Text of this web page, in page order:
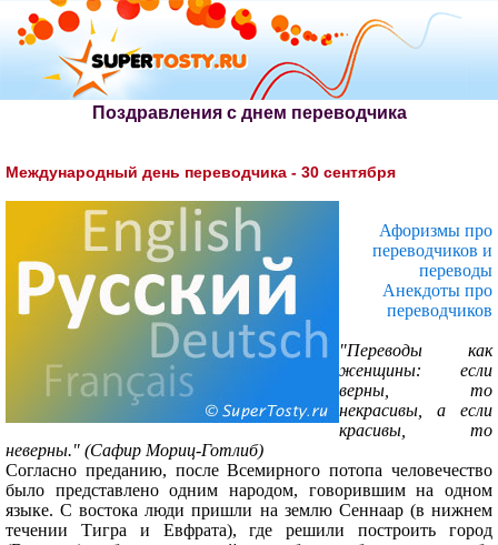
Поздравления с днем переводчика
Международный день переводчика - 30 сентября
Афоризмы про
переводчиков и
переводы
Анекдоты про
переводчиков
"Переводы как
женщины: если
верны, то
некрасивы, а если
красивы, то
неверны." (Сафир Мориц-Готлиб)
Согласно преданию, после Всемирного потопа человечество
было представлено одним народом, говорившим на одном
языке. С востока люди пришли на землю Сеннаар (в нижнем
течении Тигра и Евфрата), где решили построить город